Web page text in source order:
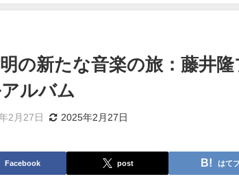
明の新たな音楽の旅：藤井
ルバム
2月27日 2025年2月27日
Facebook post はて